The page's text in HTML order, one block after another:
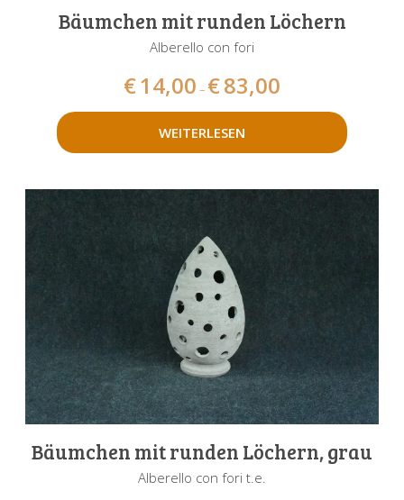
Bäumchen mit runden Löchern
Alberello con fori
€14,00 – €83,00
WEITERLESEN
Bäumchen mit runden Löchern, grau
Alberello con fori t.e.